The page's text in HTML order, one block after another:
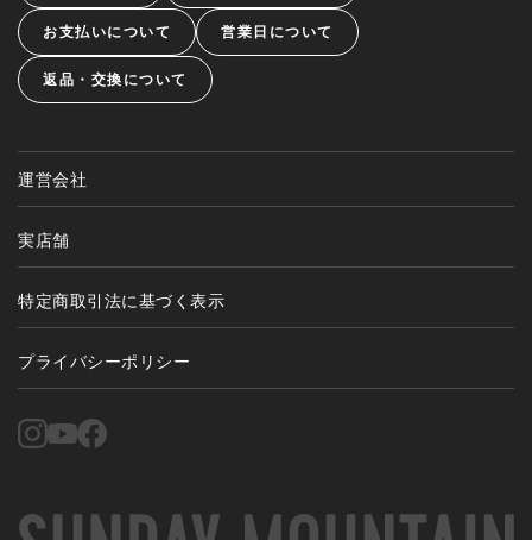
お支払いについて 営業日について
返品・交換について
運営会社
実店舗
特定商取引法に基づく表示
プライバシーポリシー